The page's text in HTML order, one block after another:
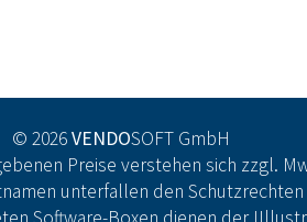
© 2026VENDOSOFT GmbH
Preise verstehen sich zzgl.
unterfallen den